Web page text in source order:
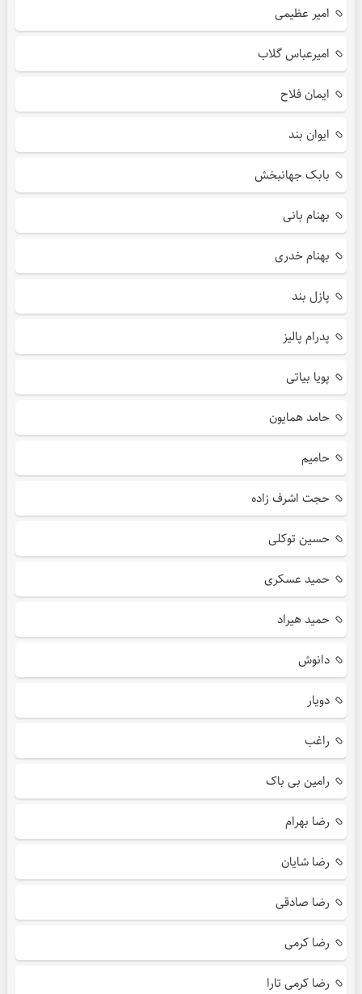
امیر عظیمی
امیرعباس گلاب
ایمان فلاح
ایوان بند
بابک جهانبخش
بهنام بانی
بهنام خدری
پازل بند
پدرام پالیز
پویا بیاتی
حامد همایون
حامیم
حجت اشرف زاده
حسین توکلی
حمید عسکری
حمید هیراد
دانوش
دویار
راغب
رامین بی باک
رضا بهرام
رضا شایان
رضا صادقی
رضا کرمی
رضا کرمی تارا